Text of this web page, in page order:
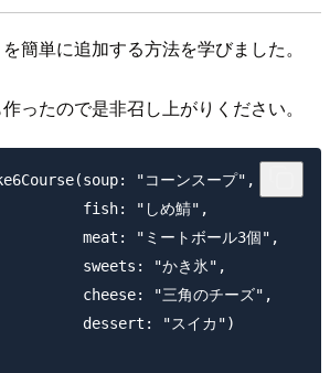
簡単に追加する方法を学びました。
ったので是非召し上がりください。
"コーンスープ",
fish: "しめ鯖",
meat: "ミートボール3個",
sweets: "かき氷",
cheese: "三角のチーズ",
dessert: "スイカ")